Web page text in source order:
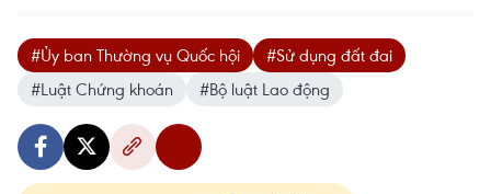
#Ủy ban Thường vụ Quốc hội
#Sử dụng đất đai
#Luật Chứng khoán
#Bộ luật Lao động